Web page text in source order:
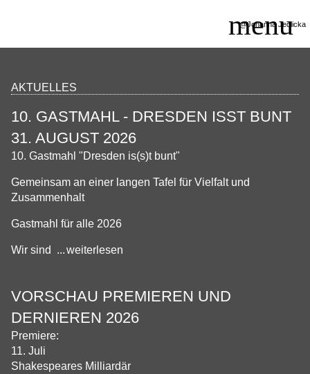
SERVICE
KURSE/WORKSHOPS
AKTUELLES
@Johanna Jedlicka
AKTUELLES
10. GASTMAHL - DRESDEN ISST BUNT
31. AUGUST 2026
10. Gastmahl "Dresden is(s)t bunt"
Gemeinsam an einer langen Tafel für Vielfalt und
Zusammenhalt
Gastmahl für alle 2026
Wir sind weiterlesen
VORSCHAU PREMIEREN UND
DERNIEREN 2026
Premiere:
11. Juli
Shakespeares Milliardär